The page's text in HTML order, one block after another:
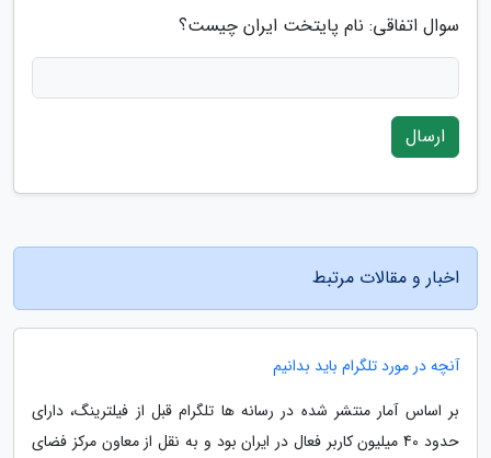
سوال اتفاقی: نام پایتخت ایران چیست؟
ارسال
اخبار و مقالات مرتبط
آنچه در مورد تلگرام باید بدانیم
بر اساس آمار منتشر شده در رسانه ها تلگرام قبل از فیلترینگ، دارای
حدود 40 میلیون کاربر فعال در ایران بود و به نقل از معاون مرکز فضای